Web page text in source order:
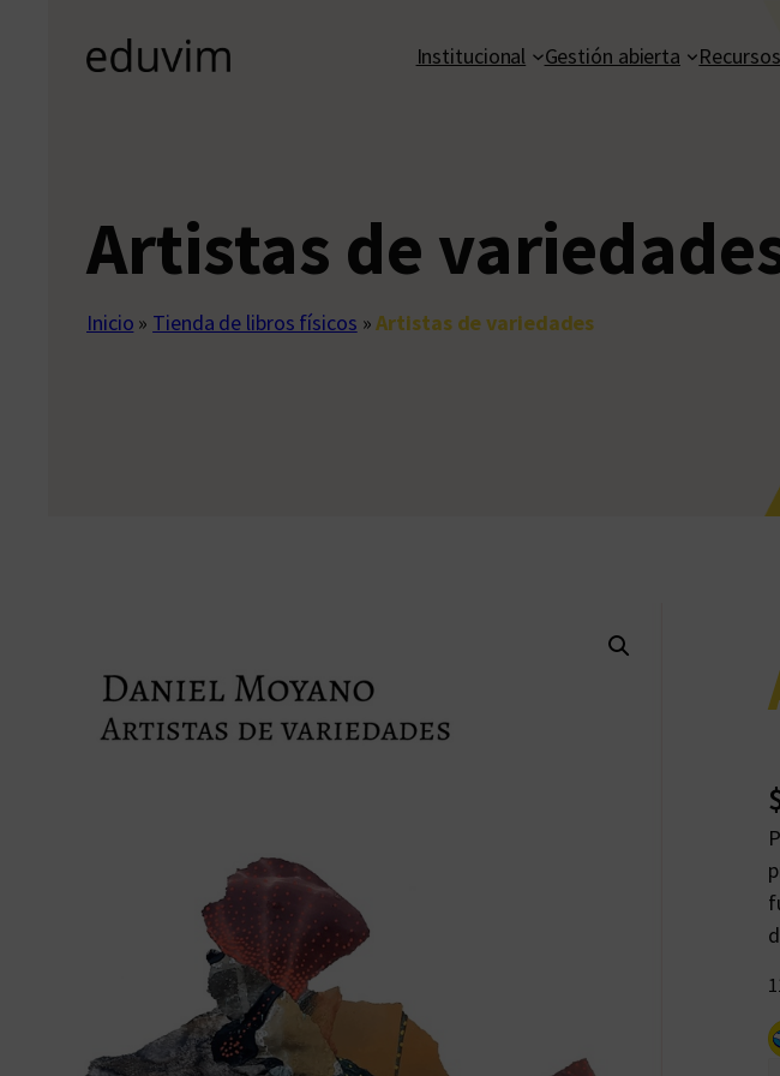
Institucional Gestión abierta Recursos
Artistas de
Inicio » Tienda de libros físicos »Artistas de variedades